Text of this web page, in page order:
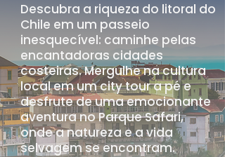
Descubra a riqueza do litoral do
Chile em um passeio
inesquecível: caminhe pelas
encantadoras cidades
costeiras. Mergulhe na cultura
local em um city tour a pé e
desfrute de uma emocionante
aventura no Parque Safari,
onde a natureza e a vida
selvagem se encontram.